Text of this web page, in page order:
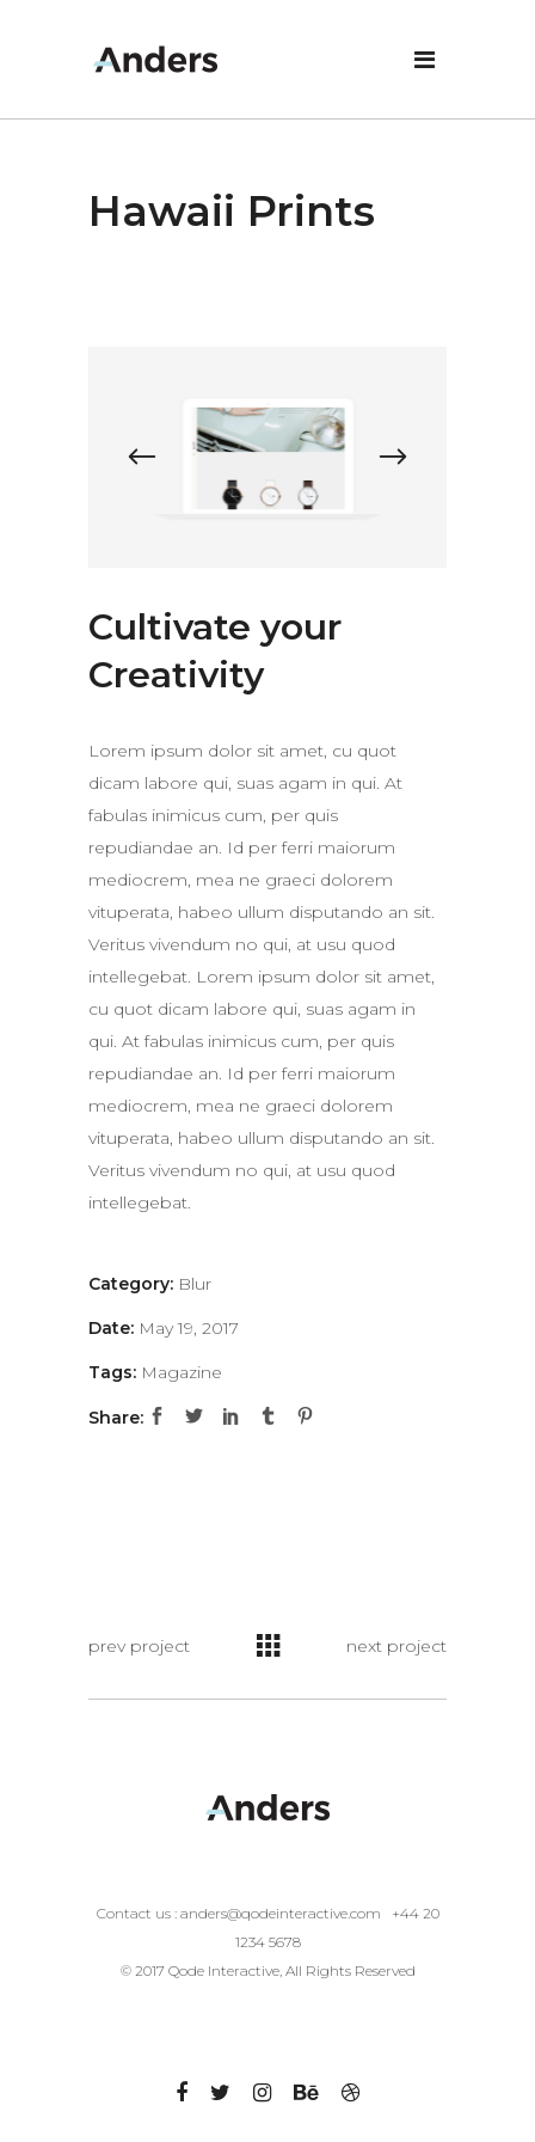
Hawaii Prints
Cultivate your
Creativity
Lorem ipsum dolor sit amet, cu quot
dicam labore qui, suas agam in qui. At
fabulas inimicus cum, per quis
repudiandae an. Id per ferri maiorum
mediocrem, mea ne graeci dolorem
vituperata, habeo ullum disputando an sit.
Veritus vivendum no qui, at usu quod
intellegebat. Lorem ipsum dolor sit amet,
cu quot dicam labore qui, suas agam in
qui. At fabulas inimicus cum, per quis
repudiandae an. Id per ferri maiorum
mediocrem, mea ne graeci dolorem
vituperata, habeo ullum disputando an sit.
Veritus vivendum no qui, at usu quod
intellegebat.
Category: Blur
Date: May 19, 2017
Tags: Magazine
Share:
prev project next project
Contact us : anders@qodeinteractive.com
+44 20
1234 5678
© 2017 Qode Interactive, All Rights Reserved